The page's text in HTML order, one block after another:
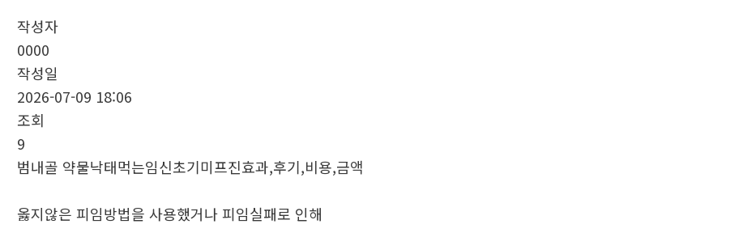
작성자
0000
작성일
2026-07-09 18:06
조회
9
범내골 약물낙태먹는임신초기미프진효과,후기,비용,금액
옳지않은 피임방법을 사용했거나 피임실패로 인해